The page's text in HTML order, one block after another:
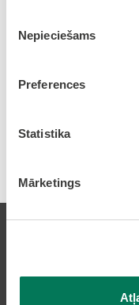
izvēle
Nepieciešams
Preferences
Statistika
Mārketings